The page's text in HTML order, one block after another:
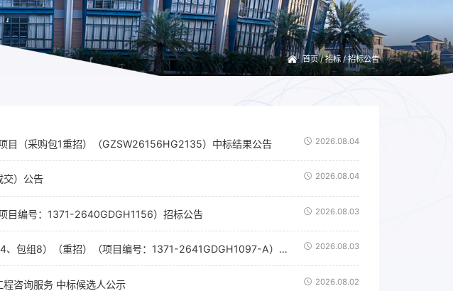
首页/招标 /招标公告
目（采购包1重招）（GZSW26156HG2135）中标结果公告 2026.08.04
交）公告 2026.08.04
目编号：1371-2640GDGH1156）招标公告 2026.08.03
2026年产业工人技能提升培训项目（包组2、包组4、包组8）（重招）（项目编号：1371-2641GDGH1097-A）招标公告 2026.08.03
咨询服务 中标候选人公示 2026.08.02